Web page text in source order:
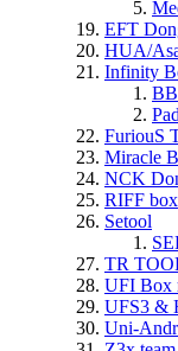
EFT
HUA/
Infinity
FuriouS
Miracle
NCK
RIFF box
Setool
TR
UFI Box
UFS3 &
Uni-